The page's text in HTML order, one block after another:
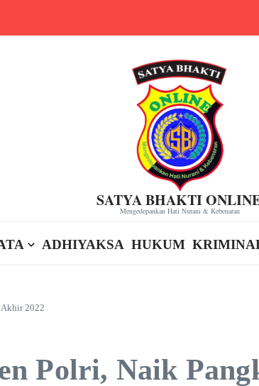
SATYA BHAKTI
Mengedepankan Hati Nurani & Kebenaran
ADHIYAKSA HUKUM
Akhir 2022
Polri, Naik